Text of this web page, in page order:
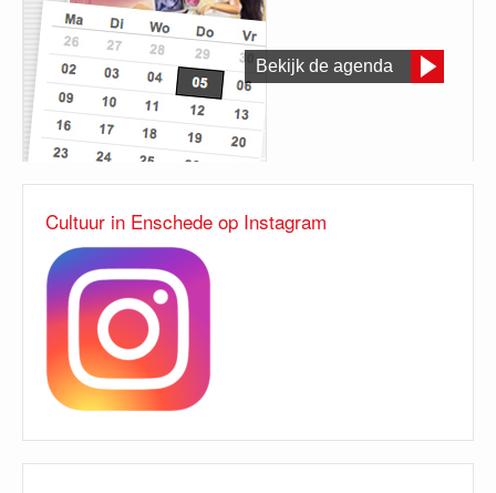
Bekijk de agenda
Cultuur in Enschede op Instagram